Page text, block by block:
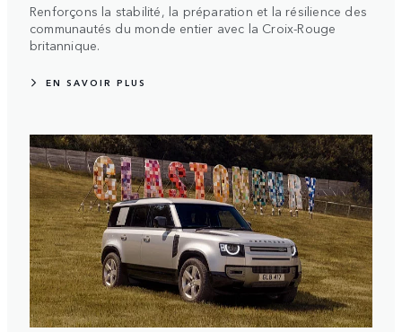
Renforçons la stabilité, la préparation et la résilience des
communautés du monde entier avec la Croix-Rouge
britannique.
EN SAVOIR PLUS